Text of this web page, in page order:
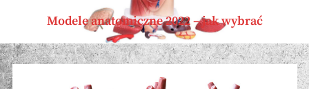
content
Modele anatomiczne 2022 – jak wybrać
Miesiąc: